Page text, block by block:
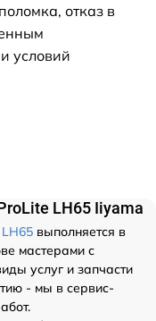
отказ в
условий
LH65 Iiyama
выполняется в
мастерами с
услуг и запчасти
- мы в сервис-